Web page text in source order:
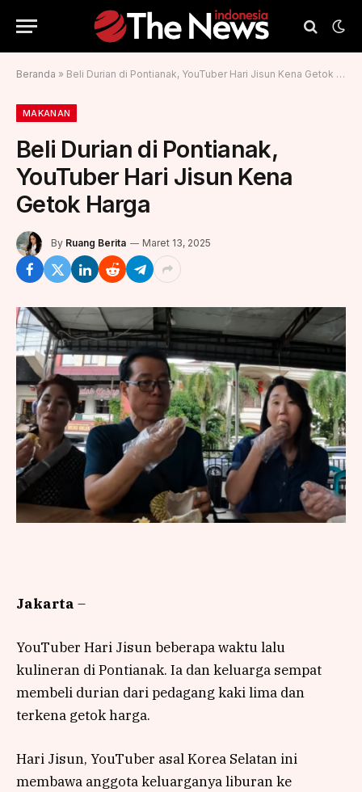
Beranda » Beli Durian di Pontianak, YouTuber Hari Jisun Kena Getok Harga
MAKANAN
Beli Durian di Pontianak,
YouTuber Hari Jisun Kena
Getok Harga
By Ruang Berita Maret 13, 2025
Jakarta –
YouTuber Hari Jisun beberapa waktu lalu
kulineran di Pontianak. Ia dan keluarga sempat
membeli durian dari pedagang kaki lima dan
terkena getok harga.
Hari Jisun, YouTuber asal Korea Selatan ini
membawa anggota keluarganya liburan ke